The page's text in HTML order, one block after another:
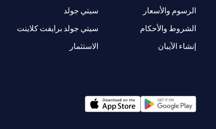
الرسوم والأسعار
الشروط والأحكام
إنشاء الآيبان
سيتي جولد
سيتي جولد برايفت كلاينت
الاستثمار